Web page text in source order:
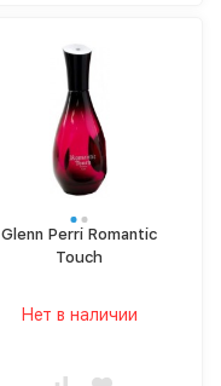
Glenn Perri Romantic
Touch
Нет в наличии